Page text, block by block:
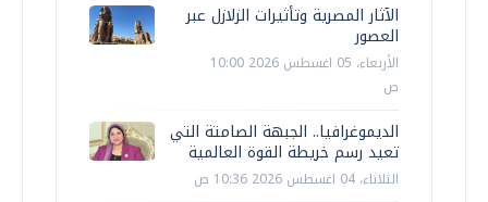
الآثار المصرية وتأثيرات الزلازل عبر
العصور
الأربعاء، 05 اغسطس 2026 10:00
ص
الديموغرافيا.. الجبهة الصامتة التي
تعيد رسم خريطة القوة العالمية
الثلاثاء، 04 اغسطس 2026 10:36 ص